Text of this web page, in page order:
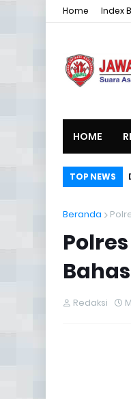
Home Index
HOME
TOP NEWS
Beranda
Redaksi